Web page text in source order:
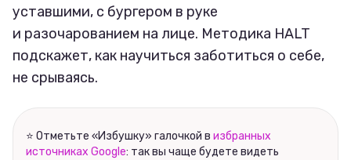
уставшими, с бургером в руке
и разочарованием на лице. Методика HALT
подскажет, как научиться заботиться о себе,
не срываясь.
⭐ Отметьте «Избушку» галочкой в избранных
источниках Google: так вы чаще будете видеть